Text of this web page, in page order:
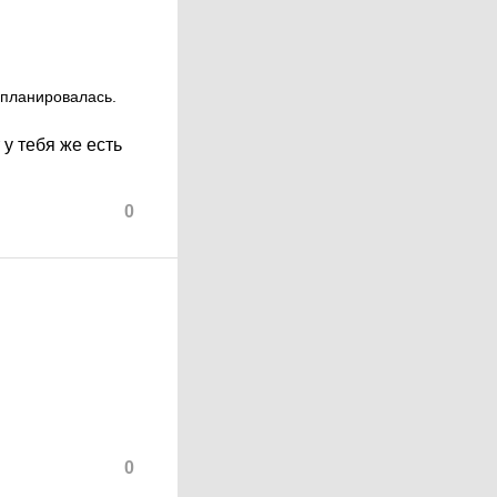
тебя же есть
0
0